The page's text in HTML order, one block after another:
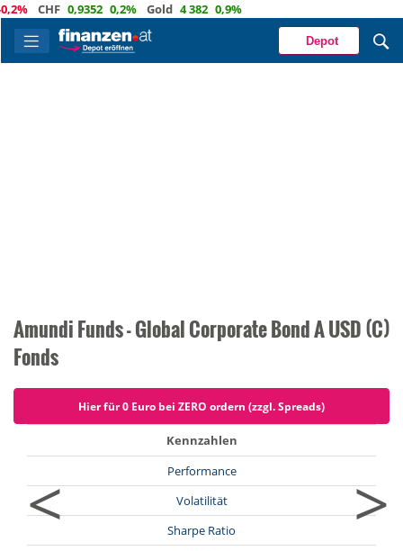
CHF 0,9352 0,2% Gold 4 382 0,9%
Depot
Amundi Funds - Global Corporate Bond A USD (C)
Fonds
Hier für 0 Euro bei ZERO ordern (zzgl. Spreads)
<
Kennzahlen
Performance
Volatilität
Sharpe Ratio
>